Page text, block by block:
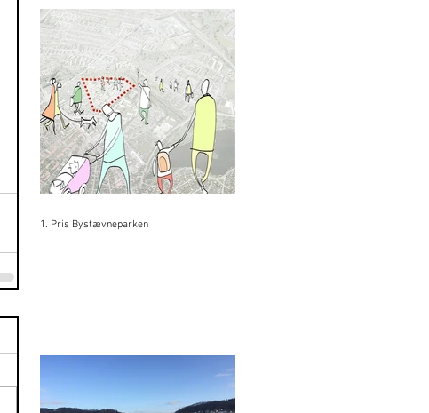
1. Pris Bystævneparken